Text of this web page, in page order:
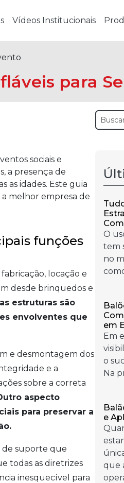
Vídeos Institucionais
para
sociais e
a presença de
as idades. Este guia
a melhor empresa de
funções
locação e
desde brinquedos e
estruturas são
envolventes que
e desmontagem dos
e a
sobre a correta
aspecto
para preservar a
de suporte que
todas as diretrizes
inesquecível para
O
tem
no
em
Em
o
Na
e
que